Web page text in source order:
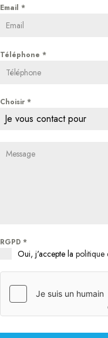
Email *
Téléphone *
Choisir *
Je vous contact pour
RGPD *
Oui, j'accepte la politique